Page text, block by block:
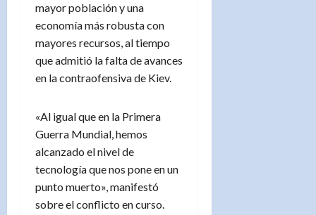
mayor población y una
economía más robusta con
mayores recursos, al tiempo
que admitió la falta de avances
en la contraofensiva de Kiev.
«Al igual que en la Primera
Guerra Mundial, hemos
alcanzado el nivel de
tecnología que nos pone en un
punto muerto», manifestó
sobre el conflicto en curso.